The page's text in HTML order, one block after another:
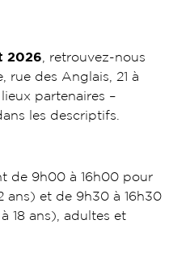
2026 , retrouvez-nous
rue des Anglais, 21 à
partenaires –
les descriptifs.
de 9h00 à 16h00 pour
ans) et de 9h30 à 16h30
18 ans), adultes et